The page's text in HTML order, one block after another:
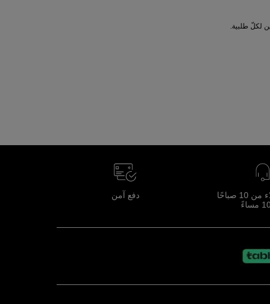
خدمة العملاء من 10 صباحًا
دفع آمن